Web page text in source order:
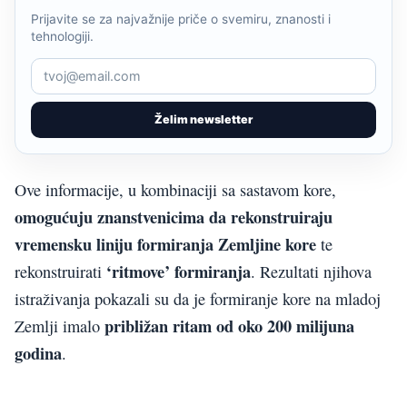
Želim newsletter
Prijavite se za najvažnije priče o svemiru, znanosti i
tehnologiji.
Ove informacije, u kombinaciji sa sastavom kore,
omogućuju znanstvenicima da rekonstruiraju
vremensku liniju formiranja Zemljine kore te
rekonstruirati ‘ritmove’ formiranja. Rezultati njihova
istraživanja pokazali su da je formiranje kore na mladoj
Zemlji imalo približan ritam od oko 200 milijuna
godina.